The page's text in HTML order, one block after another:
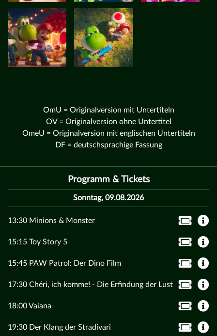
OmU = Originalversion mit Untertiteln
OV = Originalversion ohne Untertitel
OmeU = Originalversion mit englischen Untertiteln
DF = deutschsprachige Fassung
Programm & Tickets
Sonntag, 09.08.2026
13:30 Minions & Monster
15:15 Toy Story 5
15:45 PAW Patrol: Der Dino Film
17:30 Chéri, ich komme! - Die Erfindung der Lust
18:00 Vaiana
19:30 Der Klang der Stradivari